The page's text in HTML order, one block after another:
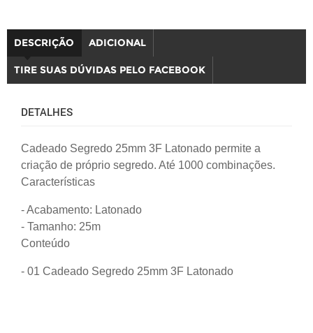
DESCRIÇÃO ADICIONAL
TIRE SUAS DÚVIDAS PELO FACEBOOK
DETALHES
Cadeado Segredo 25mm 3F Latonado permite a
criação de próprio segredo. Até 1000 combinações.
Características
- Acabamento: Latonado
- Tamanho: 25m
Conteúdo
- 01 Cadeado Segredo 25mm 3F Latonado